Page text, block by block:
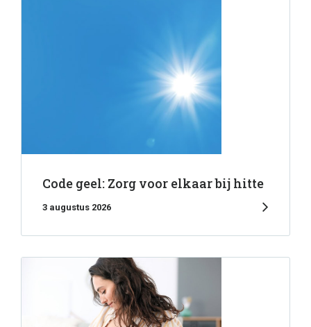
Code geel: Zorg voor elkaar bij hitte
3 augustus 2026